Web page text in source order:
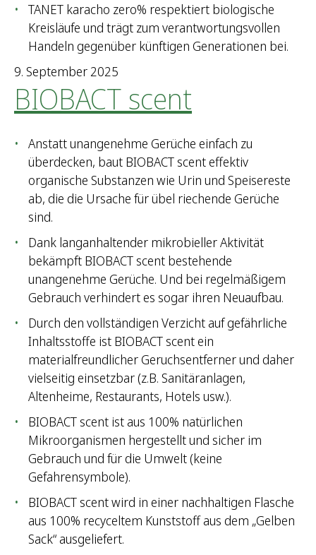
TANET karacho zero% respektiert biologische
Kreisläufe und trägt zum verantwortungsvollen
Handeln gegenüber künftigen Generationen bei.
9. September 2025
BIOBACT scent
Anstatt unangenehme Gerüche einfach zu
überdecken, baut BIOBACT scent effektiv
organische Substanzen wie Urin und Speisereste
ab, die die Ursache für übel riechende Gerüche
sind.
Dank langanhaltender mikrobieller Aktivität
bekämpft BIOBACT scent bestehende
unangenehme Gerüche. Und bei regelmäßigem
Gebrauch verhindert es sogar ihren Neuaufbau.
Durch den vollständigen Verzicht auf gefährliche
Inhaltsstoffe ist BIOBACT scent ein
materialfreundlicher Geruchsentferner und daher
vielseitig einsetzbar (z.B. Sanitäranlagen,
Altenheime, Restaurants, Hotels usw.).
BIOBACT scent ist aus 100% natürlichen
Mikroorganismen hergestellt und sicher im
Gebrauch und für die Umwelt (keine
Gefahrensymbole).
BIOBACT scent wird in einer nachhaltigen Flasche
aus 100% recyceltem Kunststoff aus dem „Gelben
Sack“ ausgeliefert.